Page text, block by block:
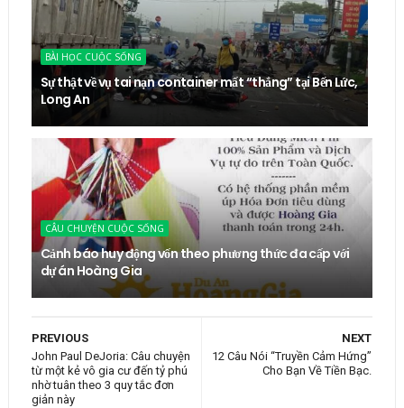
BÀI HỌC CUỘC SỐNG
Sự thật về vụ tai nạn container mất “thắng” tại Bến Lức,
Long An
CÂU CHUYỆN CUỘC SỐNG
Cảnh báo huy động vốn theo phương thức đa cấp với
dự án Hoàng Gia
NEXT
12 Câu Nói “Truyền Cảm Hứng”
Cho Bạn Về Tiền Bạc.
PREVIOUS
John Paul DeJoria: Câu chuyện
từ một kẻ vô gia cư đến tỷ phú
nhờ tuân theo 3 quy tắc đơn
giản này